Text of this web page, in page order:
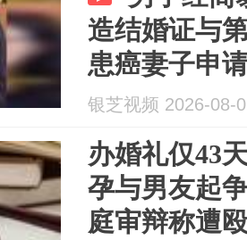
造结婚证与
患癌妻子申
绝，女儿备
孕药拿回家
银芝视频 2026-08-
办婚礼仅43
孕与男友起
庭审辩称遭